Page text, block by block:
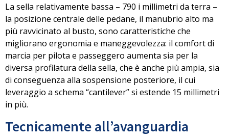
La sella relativamente bassa – 790 i millimetri da terra –
la posizione centrale delle pedane, il manubrio alto ma
più ravvicinato al busto, sono caratteristiche che
migliorano ergonomia e maneggevolezza: il comfort di
marcia per pilota e passeggero aumenta sia per la
diversa profilatura della sella, che è anche più ampia, sia
di conseguenza alla sospensione posteriore, il cui
leveraggio a schema “cantilever” si estende 15 millimetri
in più.
Tecnicamente all’avanguardia